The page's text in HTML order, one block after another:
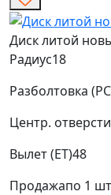
Диск литой
Радиус18
Разболтовка
Центр.
Вылет (ET)48
Продажапо 1